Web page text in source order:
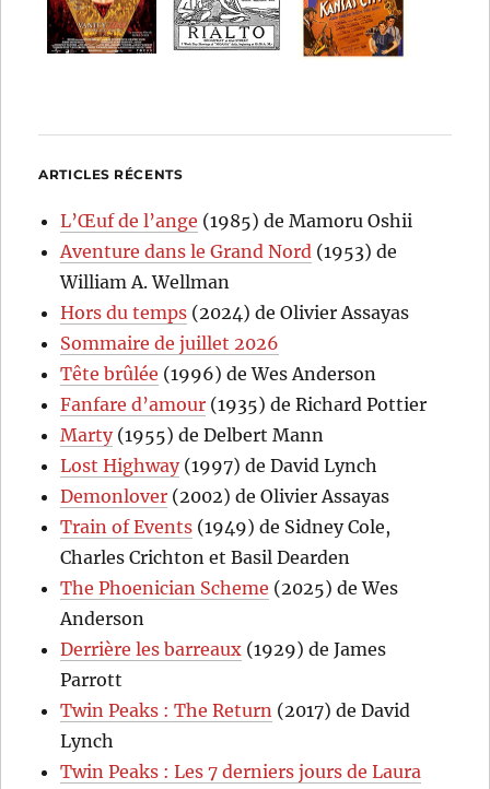
ARTICLES RÉCENTS
L’Œuf de l’ange (1985) de Mamoru Oshii
Aventure dans le Grand Nord (1953) de
William A. Wellman
Hors du temps (2024) de Olivier Assayas
Sommaire de juillet 2026
Tête brûlée (1996) de Wes Anderson
Fanfare d’amour (1935) de Richard Pottier
Marty(1955) de Delbert Mann
Lost Highway(1997) de David Lynch
Demonlover (2002) de Olivier Assayas
Train of Events (1949) de Sidney Cole,
Charles Crichton et Basil Dearden
The Phoenician Scheme (2025) de Wes
Anderson
Derrière les barreaux (1929) de James
Parrott
Twin Peaks : The Return (2017) de David
Lynch
Twin Peaks : Les 7 derniers jours de Laura